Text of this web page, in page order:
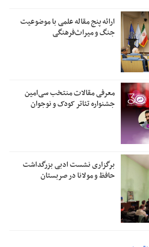
ارائه پنج مقاله علمی با موضوعیت
جنگ و میراث‌فرهنگی
معرفی مقالات منتخب سی‌امین
جشنواره تئاتر کودک و نوجوان
برگزاری نشست ادبی بزرگداشت
حافظ و مولانا در صربستان